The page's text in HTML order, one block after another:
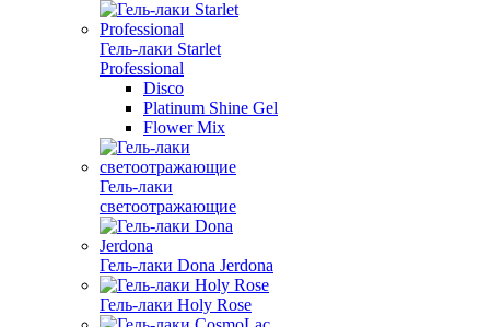
Гель-лаки Starlet
Professional
Disco
Platinum Shine Gel
Flower Mix
Гель-лаки
светоотражающие
Гель-лаки Dona Jerdona
Гель-лаки Holy Rose